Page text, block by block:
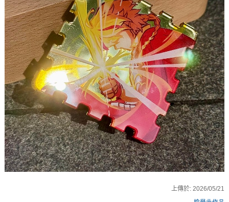
上傳於:2026/05/21